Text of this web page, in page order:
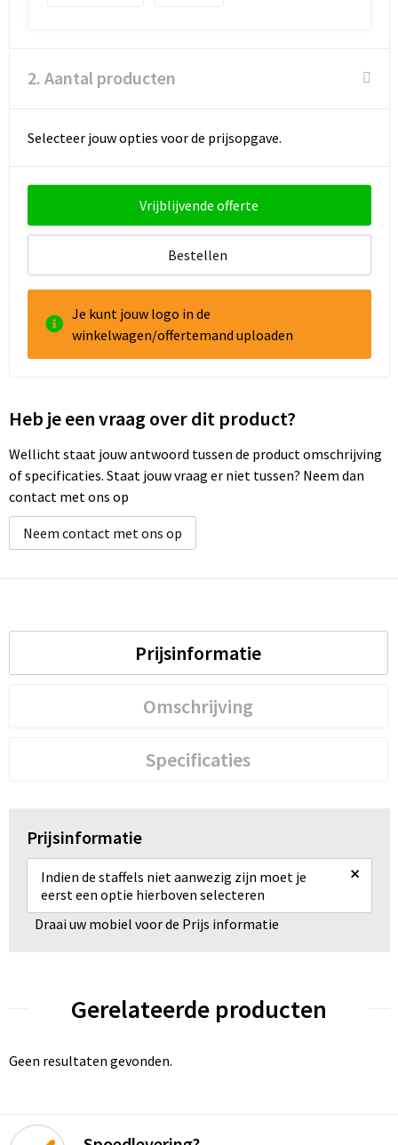
Reistassensets
2. Aantal producten
Selecteer jouw opties voor de prijsopgave.
Vrijblijvende offerte
Bestellen
Je kunt jouw logo in de
winkelwagen/offertemand uploaden
Heb je een vraag over dit product?
Wellicht staat jouw antwoord tussen de product omschrijving
of specificaties. Staat jouw vraag er niet tussen? Neem dan
contact met ons op
Neem contact met ons op
Prijsinformatie
Omschrijving
Specificaties
Prijsinformatie
Indien de staffels niet aanwezig zijn moet je
eerst een optie hierboven selecteren
×
Draai uw mobiel voor de Prijs informatie
Gerelateerde producten
Geen resultaten gevonden.